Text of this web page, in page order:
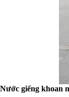
Nước giếng khoan